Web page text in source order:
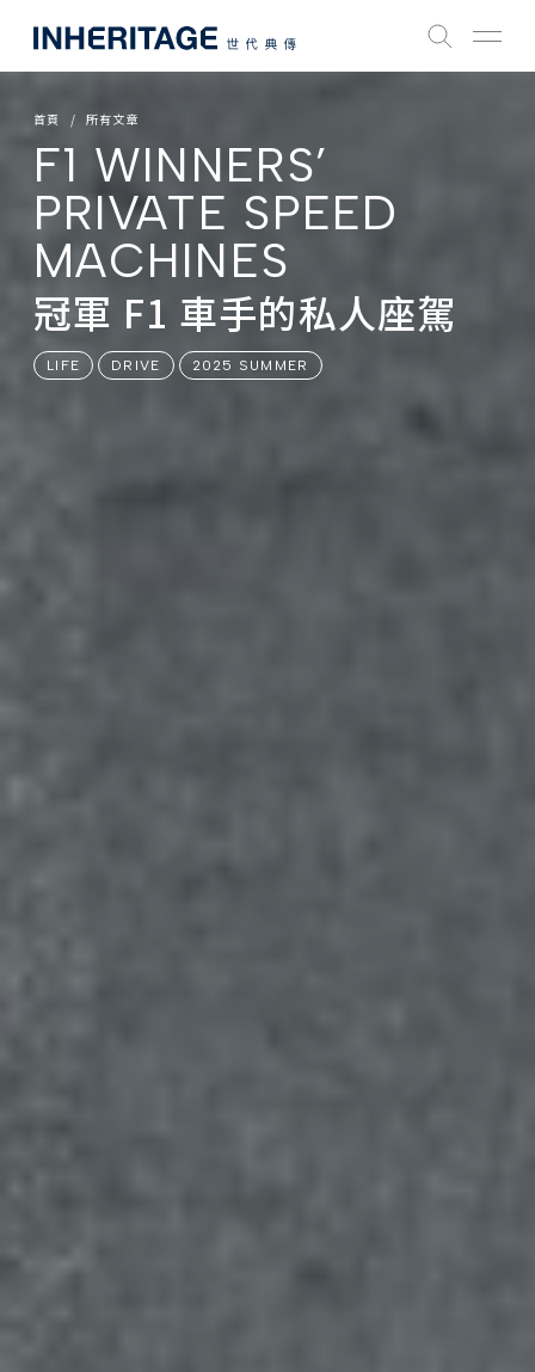
首頁 所有文章
F1 WINNERS’
PRIVATE SPEED
MACHINES
冠軍 F1 車手的私人座駕
LIFE DRIVE 2025 SUMMER